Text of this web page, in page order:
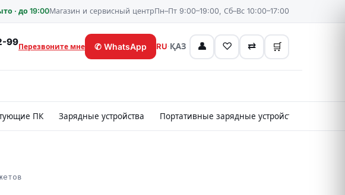
· до 19:00Магазин и сервисный центрПн–Пт 9:00–19:00, Сб–Вс 10:00–17:00
99Перезвоните мне ✆ WhatsApp RU·ҚАЗ 👤 ♡ ⇄ 🛒
ПК Зарядные устройства Портативные зарядные устройства